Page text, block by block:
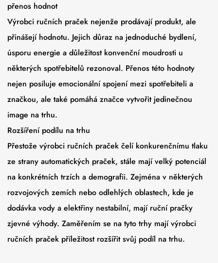
přenos hodnot
Výrobci ručních praček nejenže prodávají produkt, ale
přinášejí hodnotu. Jejich důraz na jednoduché bydlení,
úsporu energie a důležitost konvenční moudrosti u
některých spotřebitelů rezonoval. Přenos této hodnoty
nejen posiluje emocionální spojení mezi spotřebiteli a
značkou, ale také pomáhá značce vytvořit jedinečnou
image na trhu.
Rozšíření podílu na trhu
Přestože výrobci ručních praček čelí konkurenčnímu tlaku
ze strany automatických praček, stále mají velký potenciál
na konkrétních trzích a demografii. Zejména v některých
rozvojových zemích nebo odlehlých oblastech, kde je
dodávka vody a elektřiny nestabilní, mají ruční pračky
zjevné výhody. Zaměřením se na tyto trhy mají výrobci
ručních praček příležitost rozšířit svůj podíl na trhu.